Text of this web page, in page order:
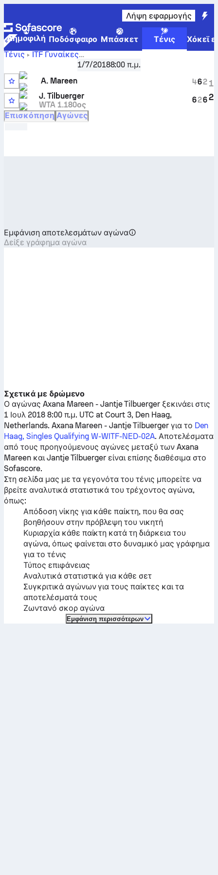
Λήψη εφαρμογής
Δημοφιλή Ποδόσφαιρο Μπάσκετ Τένις
Χόκεϊ
Τένις
ITF Γυναίκες
Den Haag, Singles Qualifying W-WITF-NED-02A
Axana Mareen
ζωντανό σκορ και
συγκριτικά αποτελέσματα
1/7/20188:00 π.μ.
6
A. Mareen
J. Tilbuerger
WTA 1.180ος
4
6
6
2
2
6
1
2
Επισκόπηση Αγώνες
Εμφάνιση αποτελεσμάτων αγώνα
Δείξε γράφημα αγώνα
Σχετικά με δρώμενο
Ο αγώνας Axana Mareen -Jantje Tilbuergerξεκινάει στις
1 Ιουλ 2018 8:00 π.μ. UTC at Court 3, Den Haag,
Netherlands. Axana Mareen -Jantje Tilbuergerγια το Den
Haag, Singles Qualifying W-WITF-NED-02A. Αποτελέσματα
από τους προηγούμενους αγώνες μεταξύ των Axana
MareenκαιJantje Tilbuerger είναι επίσης διαθέσιμα στο
Sofascore.
Στη σελίδα μας με τα γεγονότα του τένις μπορείτε να
βρείτε αναλυτικά στατιστικά του τρέχοντος αγώνα,
όπως:
Απόδοση νίκης για κάθε παίκτη, που θα σας
βοηθήσουν στην πρόβλεψη του νικητή
Κυριαρχία κάθε παίκτη κατά τη διάρκεια του
αγώνα, όπως φαίνεται στο δυναμικό μας γράφημα
για το τένις
Τύπος επιφάνειας
Αναλυτικά στατιστικά για κάθε σετ
Συγκριτικά αγώνων για τους παίκτες και τα
αποτελέσματά τους
Ζωντανό σκορ αγώνα
Εμφάνιση περισσότερων